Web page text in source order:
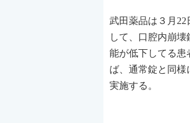
武田薬品は３月
して、口腔内崩
能が低下してる患
ば、通常錠と同
実施する。